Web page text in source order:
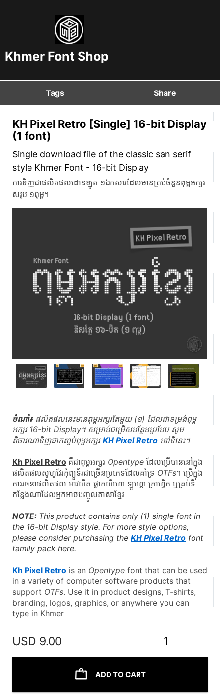
Khmer Font Shop
Tags Share
KH Pixel Retro [Single] 16-bit Display
(1 font)
Single download file of the classic san serif
style Khmer Font​ - 16-bit Display
ការទិញជាផលិតផលដោនឡូត ១ឯកសារដែលមានគ្រប់ចំនួនពុម្ពអក្សរ
សរុប ១ពុម្ព។
ចំណាំ៖ ផលិតផលនេះមានពុម្ពអក្សរតែមួយ (១) ដែលជាទម្រង់ពុម្ព
អក្សរ 16-bit Display។ សម្រាប់ជម្រើសបន្ថែមបូរបែប សូម
ពិចារណាទិញជាកញ្ចប់ពុម្ពអក្សរ KH Pixel Retro នៅទីនេះ។
Kh Pixel Retro គឺជាពុម្ពអក្សរ Opentype ដែលប្រើបាននៅក្នុង
ផលិតផលសូហ្វវែរកុំព្យួទ័រជាច្រើនប្រភេទដែលគាំទ្រ OTFs។ ប្រើក្នុង
ការរចនាផលិតផល អាវយឺត ផ្លាកយីហោ ឡូហ្គោ ក្រាហ្វិក ឬគ្រប់ទី
កន្លែងណាដែលអ្នកអាចបញ្ចូលភាសាខ្មែរ
NOTE: This product contains only (1) single font in
the 16-bit Display style. For more style options,
please consider purchasing the KH Pixel Retro font
family pack here.
Kh Pixel Retro is an Opentype font that can be used
in a variety of computer software products that
support OTFs. Use it in product designs, T-shirts,
branding, logos, graphics, or anywhere you can
type in Khmer
USD 9.00 1
ADD TO CART